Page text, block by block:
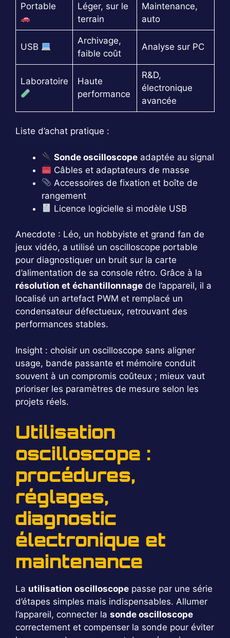
Portable
Léger, sur le
terrain
Maintenance,
auto
USB
Archivage,
faible coût
Analyse sur PC
Laboratoire
Haute
performance
R&D,
électronique
avancée
Liste d’achat pratique :
Sonde oscilloscope adaptée au signal
Câbles et adaptateurs de masse
Accessoires de fixation et boîte de
rangement
Licence logicielle si modèle USB
Anecdote : Léo, un hobbyiste et grand fan de
jeux vidéo, a utilisé un oscilloscope portable
pour diagnostiquer un bruit sur la carte
d’alimentation de sa console rétro. Grâce à la
résolution et échantillonnage de l’appareil, il a
localisé un artefact PWM et remplacé un
condensateur défectueux, retrouvant des
performances stables.
Insight : choisir un oscilloscope sans aligner
usage, bande passante et mémoire conduit
souvent à un compromis coûteux ; mieux vaut
prioriser les paramètres de mesure selon les
projets réels.
Utilisation
oscilloscope :
procédures,
réglages,
diagnostic
électronique et
maintenance
La utilisation oscilloscope passe par une série
d’étapes simples mais indispensables. Allumer
l’appareil, connecter la sonde oscilloscope
correctement et compenser la sonde pour éviter